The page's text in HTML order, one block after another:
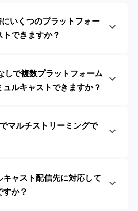
いくつのプラットフォー
できますか？
しで複数プラットフォーム
ルキャストできますか？
マルチストリーミングで
ャスト配信先に対応して
か？